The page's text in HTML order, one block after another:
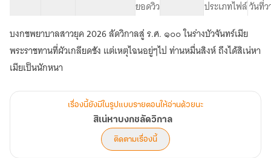
วิกาล
ยอดวิว ประเภทไฟล์วันที่ว
บงกชพยาบาลสาวยุค 2026 ลัดวิกาลสู่ ร.ศ. ๑๐๐ ในร่างบัวจันทร์เมีย
พระราชทานที่ผัวเกลียดชัง แต่เหตุไฉนอยู่ๆไป ท่านหมื่นสิงห์ ถึงได้สิเน่หา
เมียเป็นนักหนา
เรื่องนี้ยังมีในรูปแบบรายตอนให้อ่านด้วยนะ
สิเน่หาบงกชลัดวิกาล
ติดตามเรื่องนี้